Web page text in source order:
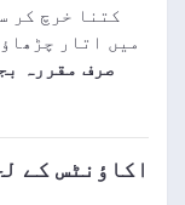
کتنا خرچ کر
میں اتار
صرف مقررہ
اکاؤنٹس کے